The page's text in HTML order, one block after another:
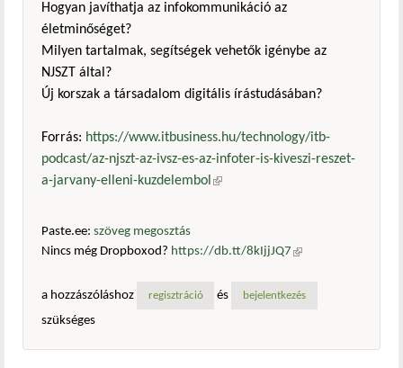
Hogyan javíthatja az infokommunikáció az
életminőséget?
Milyen tartalmak, segítségek vehetők igénybe az
NJSZT által?
Új korszak a társadalom digitális írástudásában?
Forrás: https://www.itbusiness.hu/technology/itb-
podcast/az-njszt-az-ivsz-es-az-infoter-is-kiveszi-reszet-
a-jarvany-elleni-kuzdelembol(külső hivatkozás)
Paste.ee: szöveg megosztás
Nincs még Dropboxod? https://db.tt/8kIjjJQ7 (külső
a hozzászóláshoz
regisztráció és bejelentkezés
szükséges